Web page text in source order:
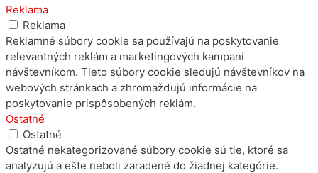
Reklama
Reklama
Reklamné súbory cookie sa používajú na poskytovanie
relevantných reklám a marketingových kampaní
návštevníkom. Tieto súbory cookie sledujú návštevníkov na
webových stránkach a zhromažďujú informácie na
poskytovanie prispôsobených reklám.
Ostatné
Ostatné
Ostatné nekategorizované súbory cookie sú tie, ktoré sa
analyzujú a ešte neboli zaradené do žiadnej kategórie.